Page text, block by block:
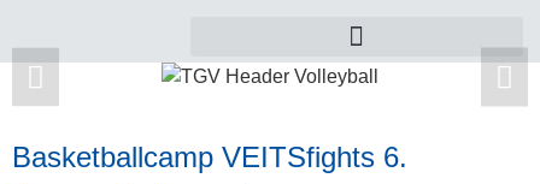
Basketballcamp VEITSfights 6.